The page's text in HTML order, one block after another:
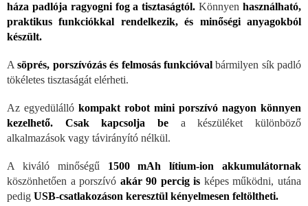
háza padlója ragyogni fog a tisztaságtól. Könnyenhasználható,
praktikus funkciókkal rendelkezik, és minőségi anyagokból
készült.
Asöprés, porszívózás és felmosás funkcióvalbármilyen sík padló
tökéletes tisztaságát elérheti.
Az egyedülálló kompakt robot mini porszívó nagyon könnyen
kezelhető. Csak kapcsolja be
a készüléket különböző
alkalmazások vagy távirányító nélkül.
A kiváló minőségű 1500 mAh lítium-ion akkumulátornak
köszönhetően a porszívó akár 90 percig is képes működni, utána
pedig USB-csatlakozáson keresztül kényelmesen feltöltheti.